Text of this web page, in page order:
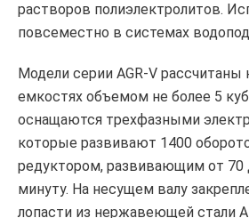
растворов полиэлектролитов.
повсеместно в системах
Модели серии AGR-V рассчитаны
емкостях объемом не более 5
оснащаются трехфазными
которые развивают 1400
редуктором, развивающим от 70
минуту. На несущем валу
лопасти из нержавеющей стали